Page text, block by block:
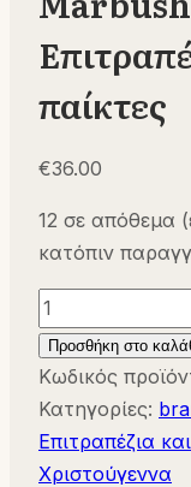
παίκτες
€36.00
12 σε απόθεμα
κατόπιν
Marbushka
Disorder
-
Επιτραπέζιο
Αταξία
για
Προσθήκη στο
Κωδικός
Κατηγορίες:
Επιτραπέζια
Χριστούγεννα